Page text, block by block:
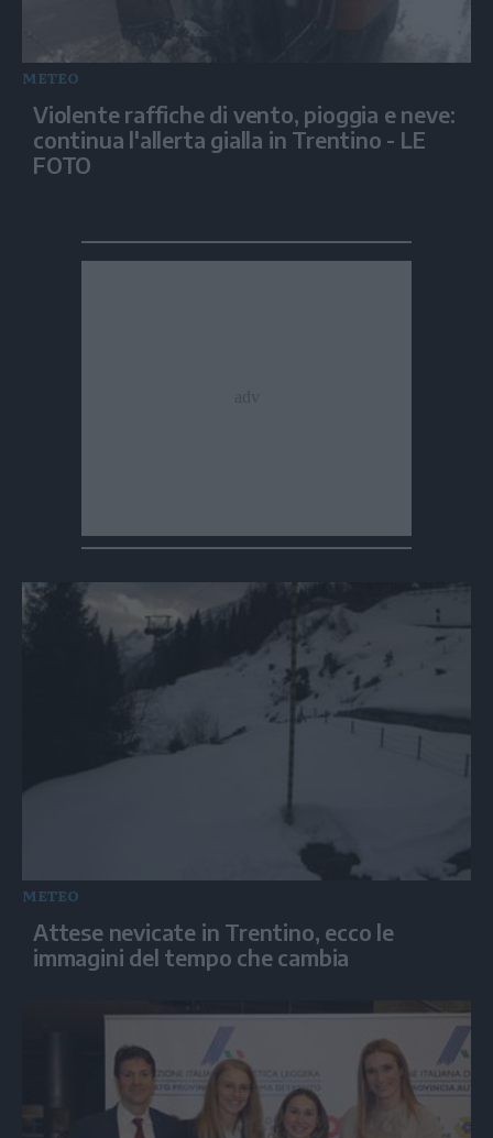
METEO
Violente raffiche di vento, pioggia e neve:
continua l'allerta gialla in Trentino - LE
FOTO
METEO
Attese nevicate in Trentino, ecco le
immagini del tempo che cambia